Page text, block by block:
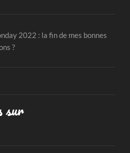
2022 : la fin de mes bonnes
?
sur